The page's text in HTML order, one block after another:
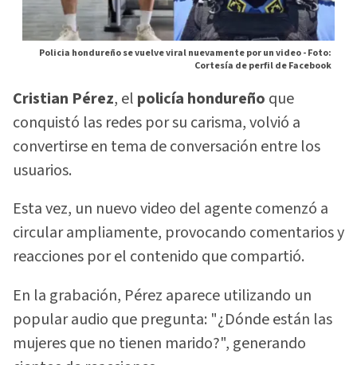
Policia hondureño se vuelve viral nuevamente por un video -Foto:
Cortesía de perfil de Facebook
Cristian Pérez, el policía hondureño que
conquistó las redes por su carisma, volvió a
convertirse en tema de conversación entre los
usuarios.
Esta vez, un nuevo video del agente comenzó a
circular ampliamente, provocando comentarios y
reacciones por el contenido que compartió.
En la grabación, Pérez aparece utilizando un
popular audio que pregunta: "¿Dónde están las
mujeres que no tienen marido?", generando